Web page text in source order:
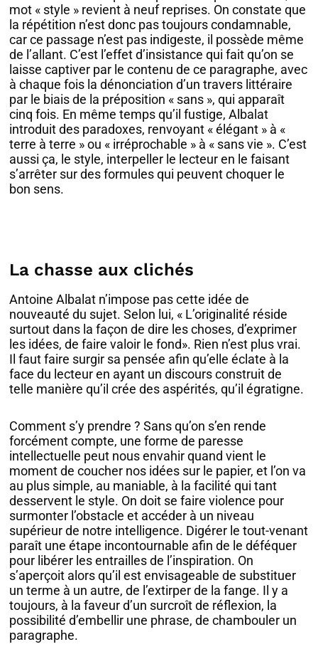
mot « style » revient à neuf reprises. On constate que
la répétition n’est donc pas toujours condamnable,
car ce passage n’est pas indigeste, il possède même
de l’allant. C’est l’effet d’insistance qui fait qu’on se
laisse captiver par le contenu de ce paragraphe, avec
à chaque fois la dénonciation d’un travers littéraire
par le biais de la préposition « sans », qui apparaît
cinq fois. En même temps qu’il fustige, Albalat
introduit des paradoxes, renvoyant « élégant » à «
terre à terre » ou « irréprochable » à « sans vie ». C’est
aussi ça, le style, interpeller le lecteur en le faisant
s’arrêter sur des formules qui peuvent choquer le
bon sens.
La chasse aux clichés
Antoine Albalat n’impose pas cette idée de
nouveauté du sujet. Selon lui, « L’originalité réside
surtout dans la façon de dire les choses, d’exprimer
les idées, de faire valoir le fond». Rien n’est plus vrai.
Il faut faire surgir sa pensée afin qu’elle éclate à la
face du lecteur en ayant un discours construit de
telle manière qu’il crée des aspérités, qu’il égratigne.
Comment s’y prendre ? Sans qu’on s’en rende
forcément compte, une forme de paresse
intellectuelle peut nous envahir quand vient le
moment de coucher nos idées sur le papier, et l’on va
au plus simple, au maniable, à la facilité qui tant
desservent le style. On doit se faire violence pour
surmonter l’obstacle et accéder à un niveau
supérieur de notre intelligence. Digérer le tout-venant
paraît une étape incontournable afin de le déféquer
pour libérer les entrailles de l’inspiration. On
s’aperçoit alors qu’il est envisageable de substituer
un terme à un autre, de l’extirper de la fange. Il y a
toujours, à la faveur d’un surcroît de réflexion, la
possibilité d’embellir une phrase, de chambouler un
paragraphe.